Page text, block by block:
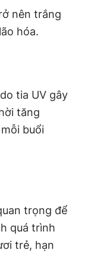
nên trắng
hóa.
tia UV gây
tăng
buổi
trọng để
quá trình
trẻ, hạn